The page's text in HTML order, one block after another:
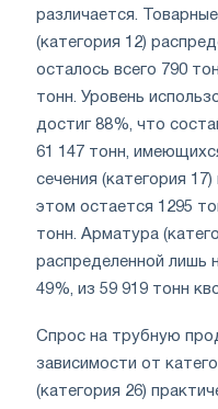
различается.
(категория 12)
осталось всего 790
тонн. Уровень
достиг 88%, что
61 147 тонн,
сечения (категория
этом остается 1295
тонн. Арматура
распределенной лишь
49%, из 59 919 тонн
Спрос на трубную
зависимости от
(категория 26)